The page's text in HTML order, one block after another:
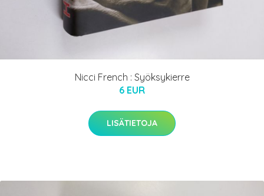
Nicci French : Syöksykierre
6 EUR
LISÄTIETOJA